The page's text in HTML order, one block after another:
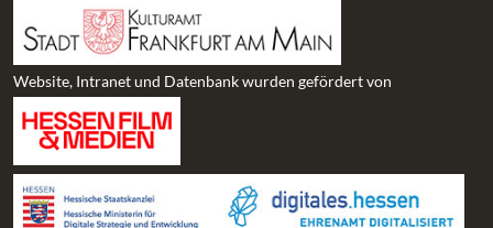
Website, Intranet und Datenbank wurden gefördert von